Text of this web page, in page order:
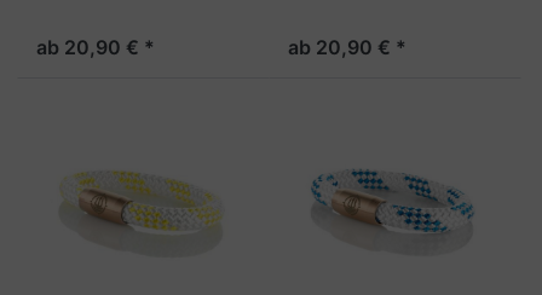
ab 20,90 € * ab 20,90 € *